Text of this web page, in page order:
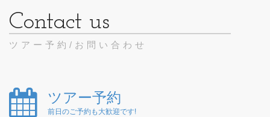
ツアー予約/お問い合わせ
ツアー予約
前日のご予約も大歓迎です!